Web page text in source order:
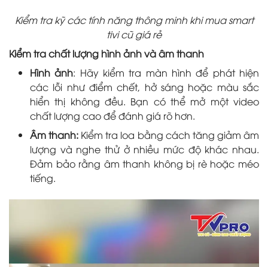
Kiểm tra kỹ các tính năng thông minh khi mua smart
tivi cũ giá rẻ
Kiểm tra chất lượng hình ảnh và âm thanh
Hình ảnh: Hãy kiểm tra màn hình để phát hiện
các lỗi như điểm chết, hở sáng hoặc màu sắc
hiển thị không đều. Bạn có thể mở một video
chất lượng cao để đánh giá rõ hơn.
Âm thanh: Kiểm tra loa bằng cách tăng giảm âm
lượng và nghe thử ở nhiều mức độ khác nhau.
Đảm bảo rằng âm thanh không bị rè hoặc méo
tiếng.